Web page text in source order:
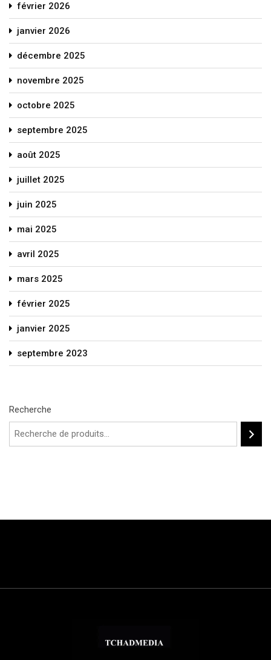
février 2026
janvier 2026
décembre 2025
novembre 2025
octobre 2025
septembre 2025
août 2025
juillet 2025
juin 2025
mai 2025
avril 2025
mars 2025
février 2025
janvier 2025
septembre 2023
Recherche